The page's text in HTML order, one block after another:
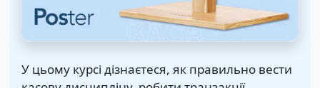
У цьому курсі дізнаєтеся, як правильно вести